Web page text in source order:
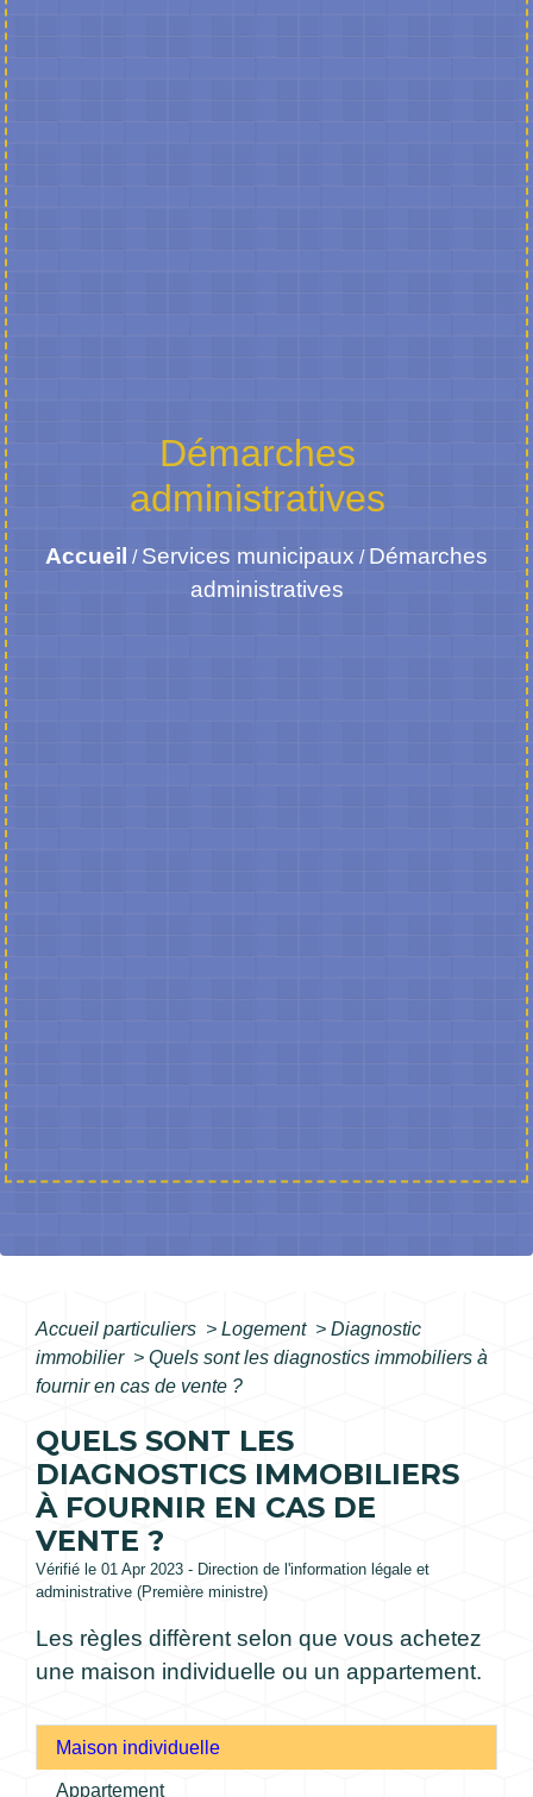
Démarches
administratives
Accueil / Services municipaux / Démarches
administratives
Accueil particuliers > Logement > Diagnostic
immobilier > Quels sont les diagnostics immobiliers à
fournir en cas de vente ?
QUELS SONT LES
DIAGNOSTICS IMMOBILIERS
À FOURNIR EN CAS DE
VENTE ?
Vérifié le 01 Apr 2023 - Direction de l'information légale et
administrative (Première ministre)
Les règles diffèrent selon que vous achetez
une maison individuelle ou un appartement.
Maison individuelle
Appartement